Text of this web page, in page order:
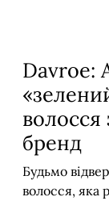
Davroe:
волосся
бренд
Будьмо
волосся, яка